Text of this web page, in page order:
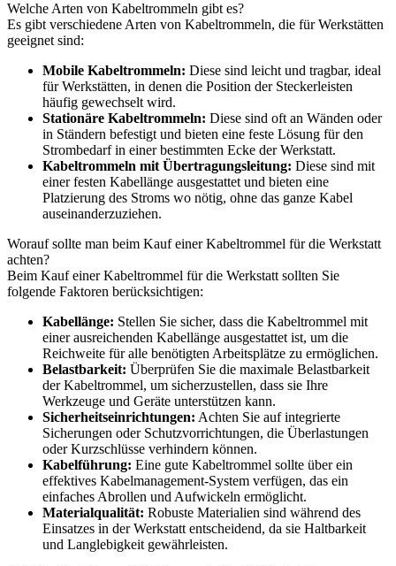
Welche Arten von Kabeltrommeln gibt es?
Es gibt verschiedene Arten von Kabeltrommeln, die für Werkstätten
geeignet sind:
Mobile Kabeltrommeln: Diese sind leicht und tragbar, ideal
für Werkstätten, in denen die Position der Steckerleisten
häufig gewechselt wird.
Stationäre Kabeltrommeln: Diese sind oft an Wänden oder
in Ständern befestigt und bieten eine feste Lösung für den
Strombedarf in einer bestimmten Ecke der Werkstatt.
Kabeltrommeln mit Übertragungsleitung: Diese sind mit
einer festen Kabellänge ausgestattet und bieten eine
Platzierung des Stroms wo nötig, ohne das ganze Kabel
auseinanderzuziehen.
Worauf sollte man beim Kauf einer Kabeltrommel für die Werkstatt
achten?
Beim Kauf einer Kabeltrommel für die Werkstatt sollten Sie
folgende Faktoren berücksichtigen:
Kabellänge: Stellen Sie sicher, dass die Kabeltrommel mit
einer ausreichenden Kabellänge ausgestattet ist, um die
Reichweite für alle benötigten Arbeitsplätze zu ermöglichen.
Belastbarkeit: Überprüfen Sie die maximale Belastbarkeit
der Kabeltrommel, um sicherzustellen, dass sie Ihre
Werkzeuge und Geräte unterstützen kann.
Sicherheitseinrichtungen: Achten Sie auf integrierte
Sicherungen oder Schutzvorrichtungen, die Überlastungen
oder Kurzschlüsse verhindern können.
Kabelführung: Eine gute Kabeltrommel sollte über ein
effektives Kabelmanagement-System verfügen, das ein
einfaches Abrollen und Aufwickeln ermöglicht.
Materialqualität: Robuste Materialien sind während des
Einsatzes in der Werkstatt entscheidend, da sie Haltbarkeit
und Langlebigkeit gewährleisten.